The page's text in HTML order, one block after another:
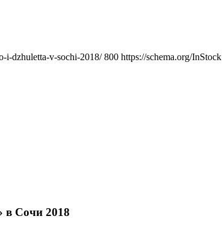
i-dzhuletta-v-sochi-2018/ 800 https://schema.org/InStock
в Сочи 2018